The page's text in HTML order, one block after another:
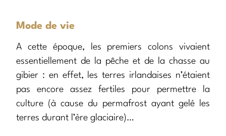
Mode de vie
A cette époque, les premiers colons vivaient
essentiellement de la pêche et de la chasse au
gibier : en effet, les terres irlandaises n’étaient
pas encore assez fertiles pour permettre la
culture (à cause du permafrost ayant gelé les
terres durant l’ère glaciaire)…